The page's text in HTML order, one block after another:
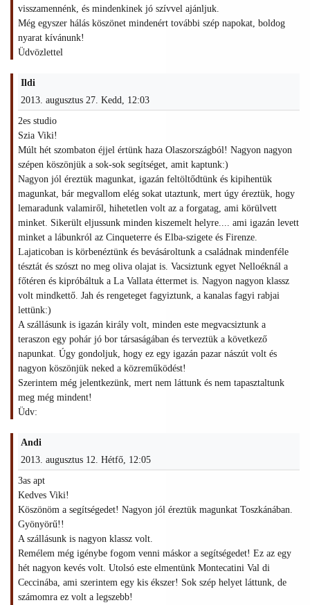
visszamennénk, és mindenkinek jó szívvel ajánljuk.
Még egyszer hálás köszönet mindenért további szép napokat, boldog
nyarat kívánunk!
Üdvözlettel
Ildi
2013. augusztus 27. Kedd, 12:03
2es studio
Szia Viki!
Múlt hét szombaton éjjel értünk haza Olaszországból! Nagyon nagyon
szépen köszönjük a sok-sok segítséget, amit kaptunk:)
Nagyon jól éreztük magunkat, igazán feltöltődtünk és kipihentük
magunkat, bár megvallom elég sokat utaztunk, mert úgy éreztük, hogy
lemaradunk valamiről, hihetetlen volt az a forgatag, ami körülvett
minket. Sikerült eljussunk minden kiszemelt helyre.... ami igazán levett
minket a lábunkról az Cinqueterre és Elba-szigete és Firenze.
Lajaticoban is körbenéztünk és bevásároltunk a családnak mindenféle
tésztát és szószt no meg oliva olajat is. Vacsiztunk egyet Nelloéknál a
főtéren és kipróbáltuk a La Vallata éttermet is. Nagyon nagyon klassz
volt mindkettő. Jah és rengeteget fagyiztunk, a kanalas fagyi rabjai
lettünk:)
A szállásunk is igazán király volt, minden este megvacsiztunk a
teraszon egy pohár jó bor társaságában és terveztük a következő
napunkat. Úgy gondoljuk, hogy ez egy igazán pazar nászút volt és
nagyon köszönjük neked a közreműködést!
Szerintem még jelentkezünk, mert nem láttunk és nem tapasztaltunk
meg még mindent!
Üdv:
Andi
2013. augusztus 12. Hétfő, 12:05
3as apt
Kedves Viki!
Köszönöm a segítségedet! Nagyon jól éreztük magunkat Toszkánában.
Gyönyörű!!
A szállásunk is nagyon klassz volt.
Remélem még igénybe fogom venni máskor a segítségedet! Ez az egy
hét nagyon kevés volt. Utolsó este elmentünk Montecatini Val di
Ceccinába, ami szerintem egy kis ékszer! Sok szép helyet láttunk, de
számomra ez volt a legszebb!